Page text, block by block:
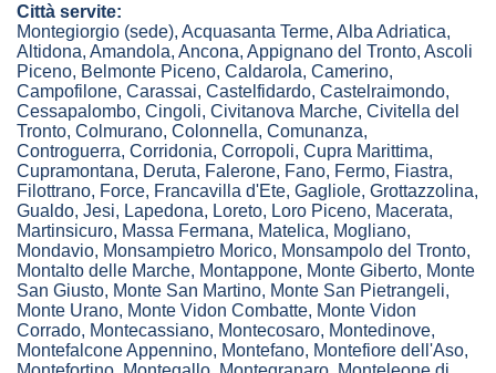
Città servite:
Montegiorgio (sede), Acquasanta Terme, Alba Adriatica,
Altidona, Amandola, Ancona, Appignano del Tronto, Ascoli
Piceno, Belmonte Piceno, Caldarola, Camerino,
Campofilone, Carassai, Castelfidardo, Castelraimondo,
Cessapalombo, Cingoli, Civitanova Marche, Civitella del
Tronto, Colmurano, Colonnella, Comunanza,
Controguerra, Corridonia, Corropoli, Cupra Marittima,
Cupramontana, Deruta, Falerone, Fano, Fermo, Fiastra,
Filottrano, Force, Francavilla d'Ete, Gagliole, Grottazzolina,
Gualdo, Jesi, Lapedona, Loreto, Loro Piceno, Macerata,
Martinsicuro, Massa Fermana, Matelica, Mogliano,
Mondavio, Monsampietro Morico, Monsampolo del Tronto,
Montalto delle Marche, Montappone, Monte Giberto, Monte
San Giusto, Monte San Martino, Monte San Pietrangeli,
Monte Urano, Monte Vidon Combatte, Monte Vidon
Corrado, Montecassiano, Montecosaro, Montedinove,
Montefalcone Appennino, Montefano, Montefiore dell'Aso,